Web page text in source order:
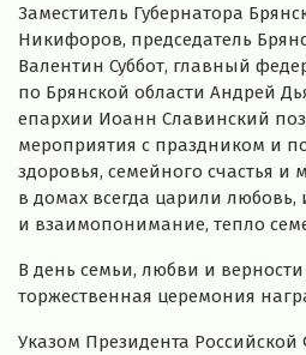
Заместитель Губернатора
Никифоров, председатель
Валентин Суббот, главный
по Брянской области Андрей
епархии Иоанн Славинский
мероприятия с праздником и
здоровья, семейного счастья и
в домах всегда царили любовь,
и взаимопонимание, тепло
В день семьи, любви и верности
торжественная церемония
Указом Президента